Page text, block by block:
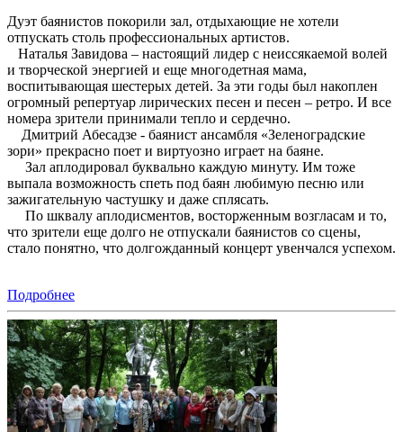
Дуэт баянистов покорили зал, отдыхающие не хотели
отпускать столь профессиональных артистов.
Наталья Завидова – настоящий лидер с неиссякаемой волей
и творческой энергией и еще многодетная мама,
воспитывающая шестерых детей. За эти годы был накоплен
огромный репертуар лирических песен и песен – ретро. И все
номера зрители принимали тепло и сердечно.
Дмитрий Абесадзе - баянист ансамбля «Зеленоградские
зори» прекрасно поет и виртуозно играет на баяне.
Зал аплодировал буквально каждую минуту. Им тоже
выпала возможность спеть под баян любимую песню или
зажигательную частушку и даже сплясать.
По шквалу аплодисментов, восторженным возгласам и то,
что зрители еще долго не отпускали баянистов со сцены,
стало понятно, что долгожданный концерт увенчался успехом.
Подробнее